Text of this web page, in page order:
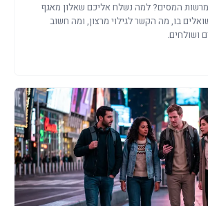
קיבלתם טופס 5328 מרשות המסים? למה נשלח אליכם שאלון מאגף
בו, מה הקשר לגילוי מרצון, ומה חשוב
ושולחים.